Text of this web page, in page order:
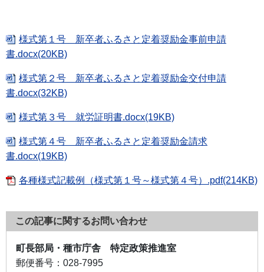
様式第１号 新卒者ふるさと定着奨励金事前申請
書.docx(20KB)
様式第２号 新卒者ふるさと定着奨励金交付申請
書.docx(32KB)
様式第３号 就労証明書.docx(19KB)
様式第４号 新卒者ふるさと定着奨励金請求
書.docx(19KB)
各種様式記載例（様式第１号～様式第４号）.pdf(214KB)
この記事に関するお問い合わせ
町長部局・種市庁舎 特定政策推進室
郵便番号： 028-7995